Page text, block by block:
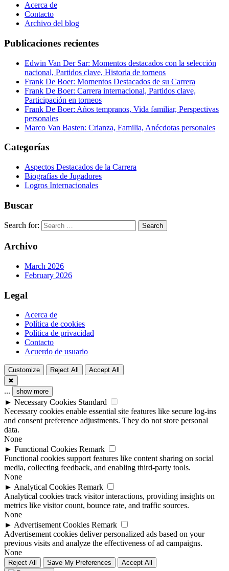
Acerca de
Contacto
Archivo del blog
Publicaciones recientes
Edwin Van Der Sar: Momentos destacados con la selección
nacional, Partidos clave, Historia de torneos
Frank De Boer: Momentos Destacados de su Carrera
Frank De Boer: Carrera internacional, Partidos clave,
Participación en torneos
Frank De Boer: Años tempranos, Vida familiar, Perspectivas
personales
Marco Van Basten: Crianza, Familia, Anécdotas personales
Categorías
Aspectos Destacados de la Carrera
Biografías de Jugadores
Logros Internacionales
Buscar
Search for:
Archivo
March 2026
February 2026
Legal
Acerca de
Política de cookies
Política de privacidad
Contacto
Acuerdo de usuario
Customize Reject All
Accept All
✖
... show more
► Necessary Cookies Standard
Necessary cookies enable essential site features like secure log-ins
and consent preference adjustments. They do not store personal
data.
None
► Functional Cookies Remark
Functional cookies support features like content sharing on social
media, collecting feedback, and enabling third-party tools.
None
► Analytical Cookies Remark
Analytical cookies track visitor interactions, providing insights on
metrics like visitor count, bounce rate, and traffic sources.
None
► Advertisement Cookies Remark
Advertisement cookies deliver personalized ads based on your
previous visits and analyze the effectiveness of ad campaigns.
None
Reject All Save My Preferences Accept All